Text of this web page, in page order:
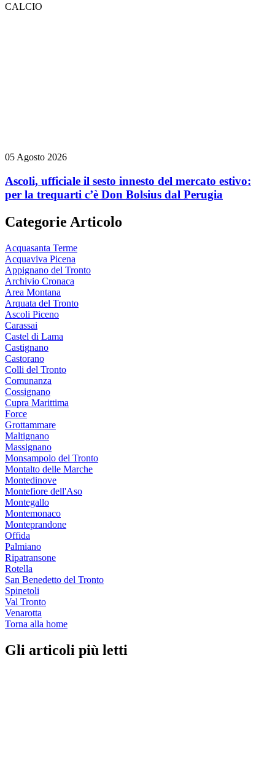
CALCIO
05 Agosto 2026
Ascoli, ufficiale il sesto innesto del mercato estivo:
per la trequarti c’è Don Bolsius dal Perugia
Categorie Articolo
Acquasanta Terme
Acquaviva Picena
Appignano del Tronto
Archivio Cronaca
Area Montana
Arquata del Tronto
Ascoli Piceno
Carassai
Castel di Lama
Castignano
Castorano
Colli del Tronto
Comunanza
Cossignano
Cupra Marittima
Force
Grottammare
Maltignano
Massignano
Monsampolo del Tronto
Montalto delle Marche
Montedinove
Montefiore dell'Aso
Montegallo
Montemonaco
Monteprandone
Offida
Palmiano
Ripatransone
Rotella
San Benedetto del Tronto
Spinetoli
Val Tronto
Venarotta
Torna alla home
Gli articoli più letti